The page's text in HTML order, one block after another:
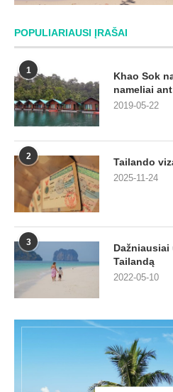
POPULIARIAUSI ĮRAŠAI
1
Khao Sok
nameliai
2019-05-22
2 Tailando
2025-11-24
3
Tailandą
2022-05-10